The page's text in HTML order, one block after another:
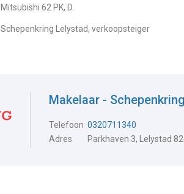
Mitsubishi 62 PK, D.
Schepenkring Lelystad, verkoopsteiger
Makelaar -
Telefoon 0320711340
Adres
Parkhaven 3, Lelystad